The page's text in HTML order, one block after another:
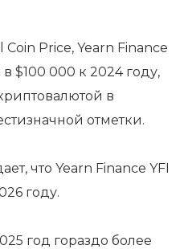
Price, Yearn Finance
$100 000 к 2024 году,
в
отметки.
что Yearn Finance YFI
году.
год гораздо более